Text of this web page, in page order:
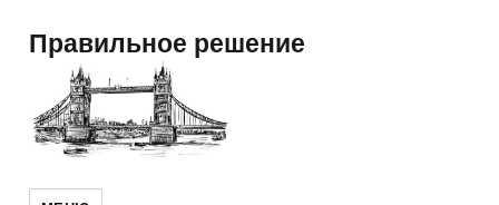
Правильное решение